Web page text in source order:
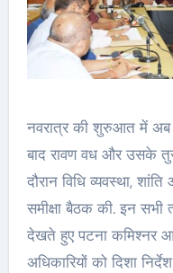
नवरात्र की शुरुआत में अब
बाद रावण वध और उसके
दौरान विधि व्यवस्था,
समीक्षा बैठक की. इन सभी
देखते हुए पटना कमिश्नर
अधिकारियों को दिशा